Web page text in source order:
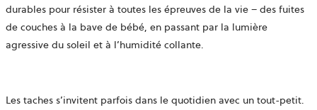
durables pour résister à toutes les épreuves de la vie – des fuites
de couches à la bave de bébé, en passant par la lumière
agressive du soleil et à l’humidité collante.
Les taches s’invitent parfois dans le quotidien avec un tout-petit.